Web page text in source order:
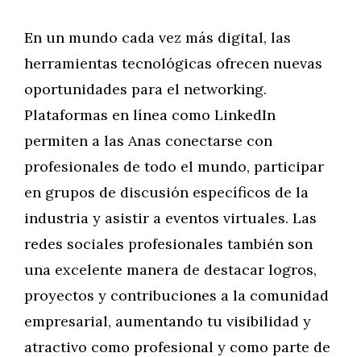
En un mundo cada vez más digital, las
herramientas tecnológicas ofrecen nuevas
oportunidades para el networking.
Plataformas en línea como LinkedIn
permiten a las Anas conectarse con
profesionales de todo el mundo, participar
en grupos de discusión específicos de la
industria y asistir a eventos virtuales. Las
redes sociales profesionales también son
una excelente manera de destacar logros,
proyectos y contribuciones a la comunidad
empresarial, aumentando tu visibilidad y
atractivo como profesional y como parte de